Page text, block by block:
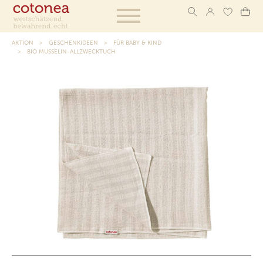
AKTION GESCHENKIDEEN
FÜR BABY & KIND
BIO MUSSELIN-ALLZWECKTUCH